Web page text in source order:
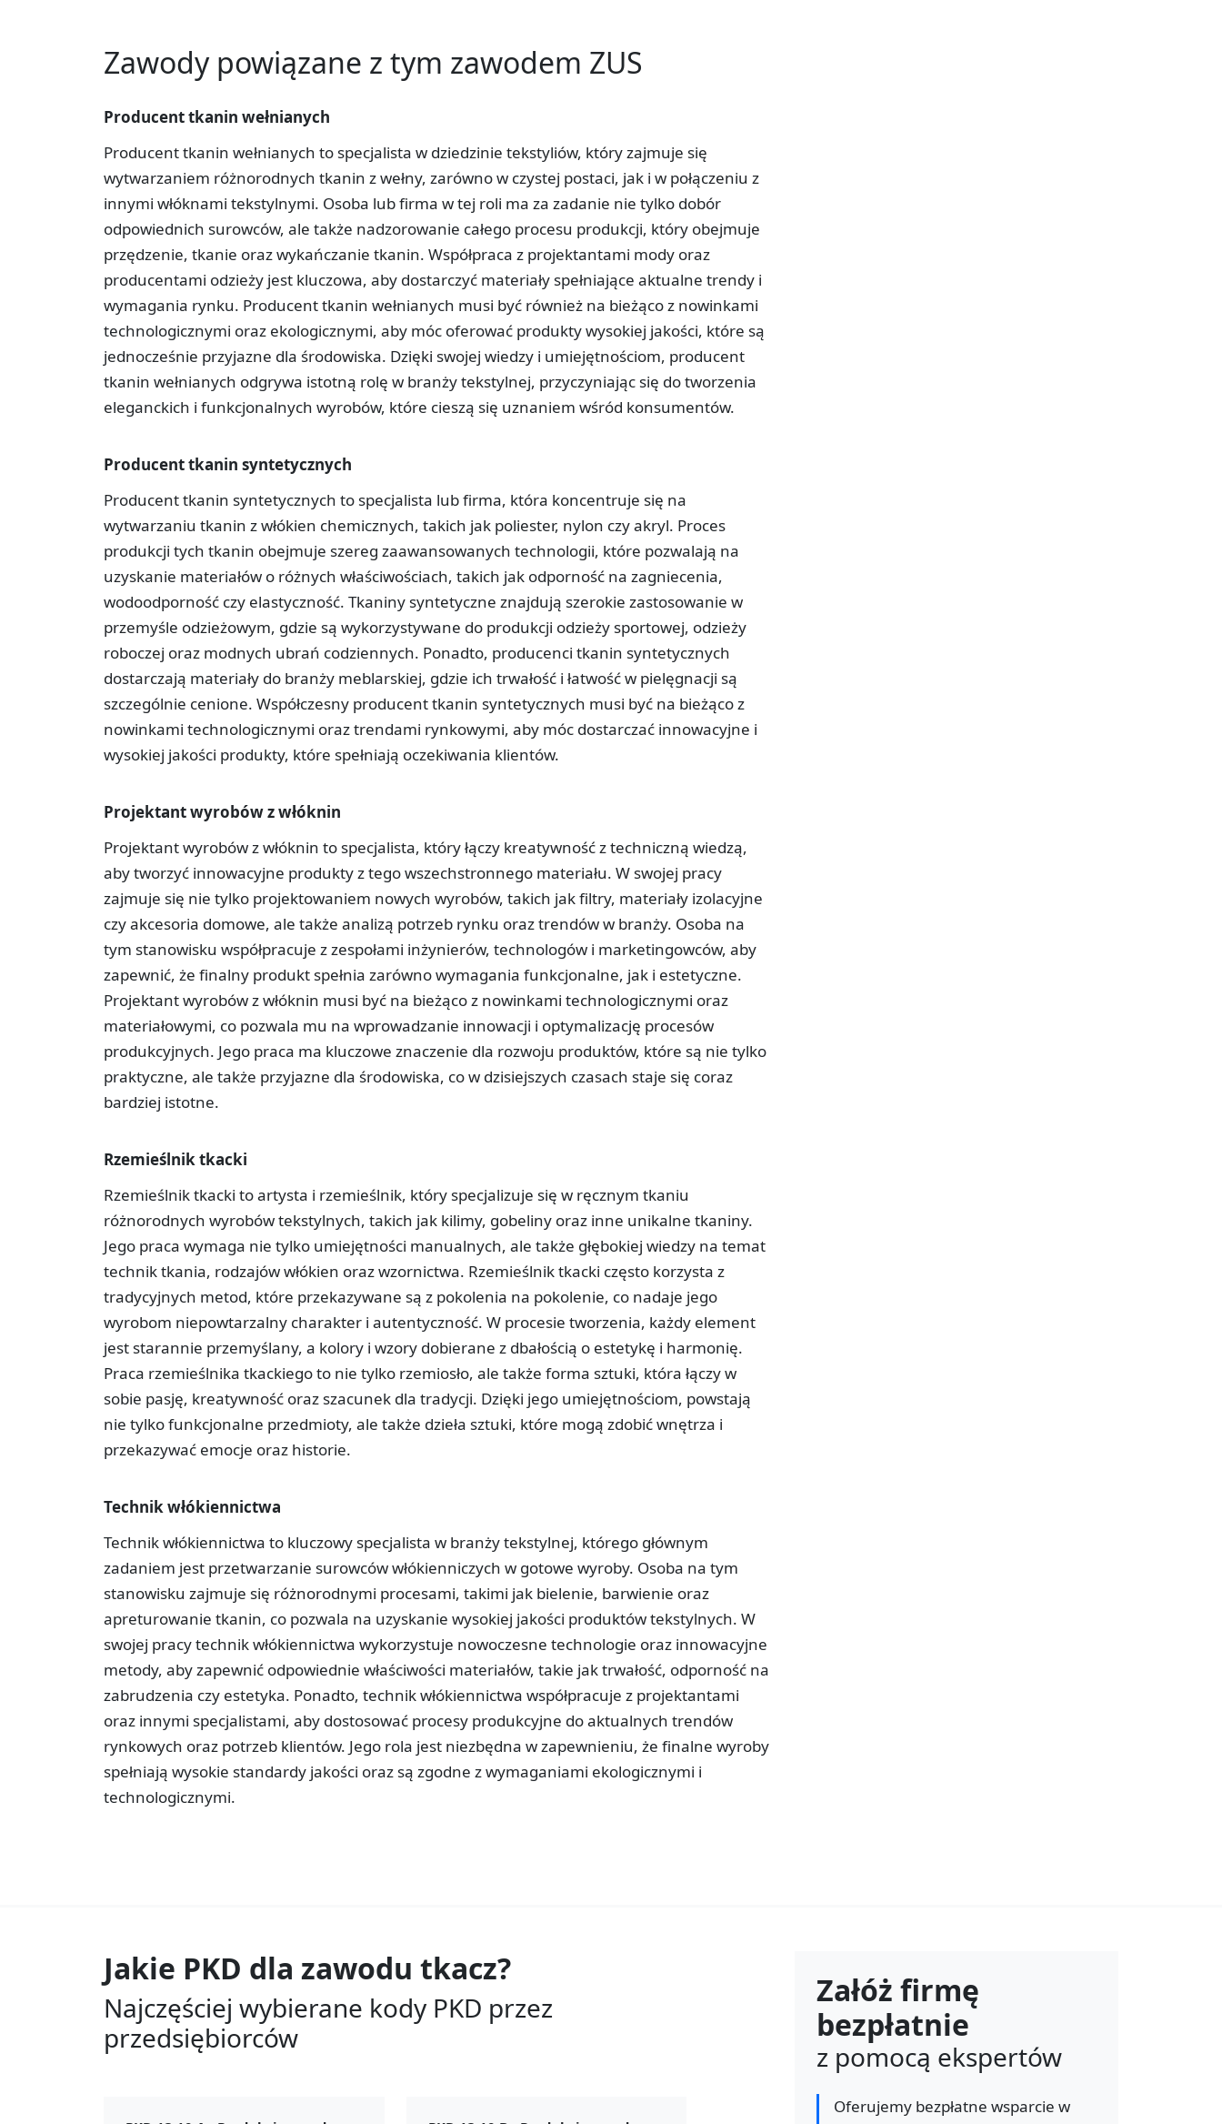
Zawody powiązane z tym zawodem ZUS
Producent tkanin wełnianych
Producent tkanin wełnianych to specjalista w dziedzinie tekstyliów, który zajmuje się
wytwarzaniem różnorodnych tkanin z wełny, zarówno w czystej postaci, jak i w połączeniu z
innymi włóknami tekstylnymi. Osoba lub firma w tej roli ma za zadanie nie tylko dobór
odpowiednich surowców, ale także nadzorowanie całego procesu produkcji, który obejmuje
przędzenie, tkanie oraz wykańczanie tkanin. Współpraca z projektantami mody oraz
producentami odzieży jest kluczowa, aby dostarczyć materiały spełniające aktualne trendy i
wymagania rynku. Producent tkanin wełnianych musi być również na bieżąco z nowinkami
technologicznymi oraz ekologicznymi, aby móc oferować produkty wysokiej jakości, które są
jednocześnie przyjazne dla środowiska. Dzięki swojej wiedzy i umiejętnościom, producent
tkanin wełnianych odgrywa istotną rolę w branży tekstylnej, przyczyniając się do tworzenia
eleganckich i funkcjonalnych wyrobów, które cieszą się uznaniem wśród konsumentów.
Producent tkanin syntetycznych
Producent tkanin syntetycznych to specjalista lub firma, która koncentruje się na
wytwarzaniu tkanin z włókien chemicznych, takich jak poliester, nylon czy akryl. Proces
produkcji tych tkanin obejmuje szereg zaawansowanych technologii, które pozwalają na
uzyskanie materiałów o różnych właściwościach, takich jak odporność na zagniecenia,
wodoodporność czy elastyczność. Tkaniny syntetyczne znajdują szerokie zastosowanie w
przemyśle odzieżowym, gdzie są wykorzystywane do produkcji odzieży sportowej, odzieży
roboczej oraz modnych ubrań codziennych. Ponadto, producenci tkanin syntetycznych
dostarczają materiały do branży meblarskiej, gdzie ich trwałość i łatwość w pielęgnacji są
szczególnie cenione. Współczesny producent tkanin syntetycznych musi być na bieżąco z
nowinkami technologicznymi oraz trendami rynkowymi, aby móc dostarczać innowacyjne i
wysokiej jakości produkty, które spełniają oczekiwania klientów.
Projektant wyrobów z włóknin
Projektant wyrobów z włóknin to specjalista, który łączy kreatywność z techniczną wiedzą,
aby tworzyć innowacyjne produkty z tego wszechstronnego materiału. W swojej pracy
zajmuje się nie tylko projektowaniem nowych wyrobów, takich jak filtry, materiały izolacyjne
czy akcesoria domowe, ale także analizą potrzeb rynku oraz trendów w branży. Osoba na
tym stanowisku współpracuje z zespołami inżynierów, technologów i marketingowców, aby
zapewnić, że finalny produkt spełnia zarówno wymagania funkcjonalne, jak i estetyczne.
Projektant wyrobów z włóknin musi być na bieżąco z nowinkami technologicznymi oraz
materiałowymi, co pozwala mu na wprowadzanie innowacji i optymalizację procesów
produkcyjnych. Jego praca ma kluczowe znaczenie dla rozwoju produktów, które są nie tylko
praktyczne, ale także przyjazne dla środowiska, co w dzisiejszych czasach staje się coraz
bardziej istotne.
Rzemieślnik tkacki
Rzemieślnik tkacki to artysta i rzemieślnik, który specjalizuje się w ręcznym tkaniu
różnorodnych wyrobów tekstylnych, takich jak kilimy, gobeliny oraz inne unikalne tkaniny.
Jego praca wymaga nie tylko umiejętności manualnych, ale także głębokiej wiedzy na temat
technik tkania, rodzajów włókien oraz wzornictwa. Rzemieślnik tkacki często korzysta z
tradycyjnych metod, które przekazywane są z pokolenia na pokolenie, co nadaje jego
wyrobom niepowtarzalny charakter i autentyczność. W procesie tworzenia, każdy element
jest starannie przemyślany, a kolory i wzory dobierane z dbałością o estetykę i harmonię.
Praca rzemieślnika tkackiego to nie tylko rzemiosło, ale także forma sztuki, która łączy w
sobie pasję, kreatywność oraz szacunek dla tradycji. Dzięki jego umiejętnościom, powstają
nie tylko funkcjonalne przedmioty, ale także dzieła sztuki, które mogą zdobić wnętrza i
przekazywać emocje oraz historie.
Technik włókiennictwa
Technik włókiennictwa to kluczowy specjalista w branży tekstylnej, którego głównym
zadaniem jest przetwarzanie surowców włókienniczych w gotowe wyroby. Osoba na tym
stanowisku zajmuje się różnorodnymi procesami, takimi jak bielenie, barwienie oraz
apreturowanie tkanin, co pozwala na uzyskanie wysokiej jakości produktów tekstylnych. W
swojej pracy technik włókiennictwa wykorzystuje nowoczesne technologie oraz innowacyjne
metody, aby zapewnić odpowiednie właściwości materiałów, takie jak trwałość, odporność na
zabrudzenia czy estetyka. Ponadto, technik włókiennictwa współpracuje z projektantami
oraz innymi specjalistami, aby dostosować procesy produkcyjne do aktualnych trendów
rynkowych oraz potrzeb klientów. Jego rola jest niezbędna w zapewnieniu, że finalne wyroby
spełniają wysokie standardy jakości oraz są zgodne z wymaganiami ekologicznymi i
technologicznymi.
Jakie PKD dla zawodu tkacz?
Najczęściej wybierane kody PKD przez
przedsiębiorców
Załóż firmę
bezpłatnie
z pomocą ekspertów
Oferujemy bezpłatne wsparcie w